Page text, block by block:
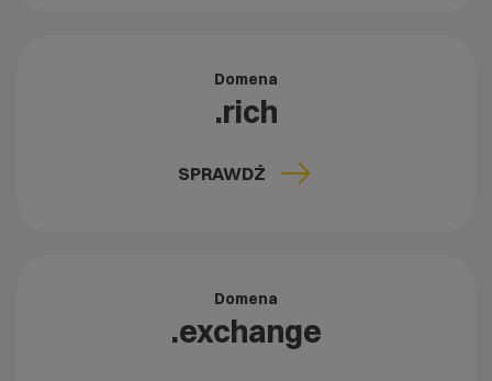
Domena
.rich
SPRAWDŹ
Domena
.exchange